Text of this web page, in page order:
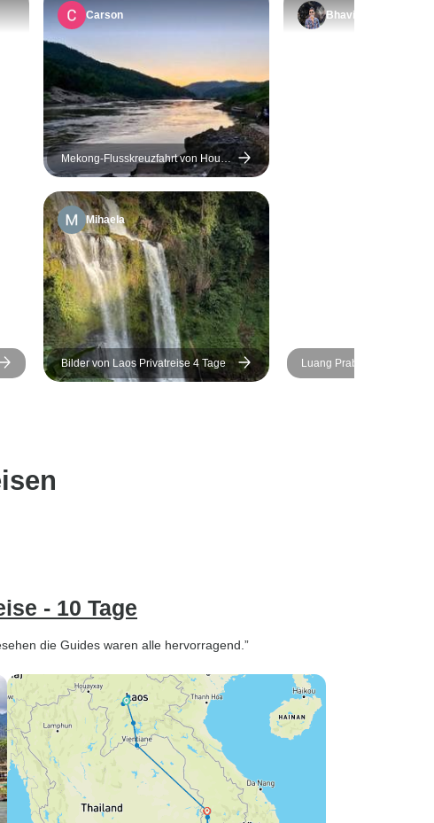
allen
einen
Laos! Ich muss
dass
uns nicht
verrückten
Eisenbahn
hat. Das hatte zur
einige unserer
Gegenstände
wurden.
ist meine
Frage: Wenn
Transport,
Essen) in
ist, warum ist
dann so teuer?
sondern vielleicht nur 3
Crown Hotel in Vientiane,
Carson
Mekong-Flusskreuzfahrt von Houay
Xay nach Luang Prabang über
Pakbeng (Thailand nach Laos
flussabwärts) - 2 Tage
Mihaela
Bilder von Laos Privatreise 4 Tage
Bhavin
Luang Prabang &amp;
Laos - 8 Tage
- 10 Tage
die Guides waren alle hervorragend.”